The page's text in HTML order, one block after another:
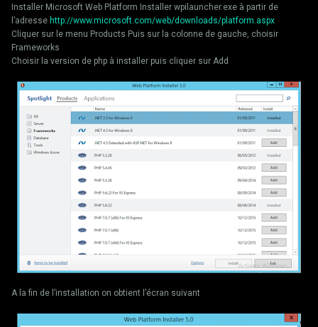
Installer Microsoft Web Platform Installer wpilauncher.exe à partir de
l’adresse http://www.microsoft.com/web/downloads/platform.aspx
Cliquer sur le menu Products Puis sur la colonne de gauche, choisir
Frameworks
Choisir la version de php à installer puis cliquer sur Add
A la fin de l’installation on obtient l’écran suivant